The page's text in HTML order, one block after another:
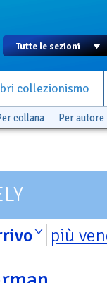
collezionismo
collana Per autore
più